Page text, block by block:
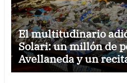
El multitudinario
Solari: un millón de
Avellaneda y un
Comodoro Rivadavia